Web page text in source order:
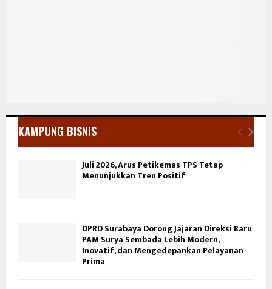
KAMPUNG BISNIS
Juli 2026, Arus Petikemas TPS Tetap
Menunjukkan Tren Positif
DPRD Surabaya Dorong Jajaran Direksi Baru
PAM Surya Sembada Lebih Modern,
Inovatif, dan Mengedepankan Pelayanan
Prima